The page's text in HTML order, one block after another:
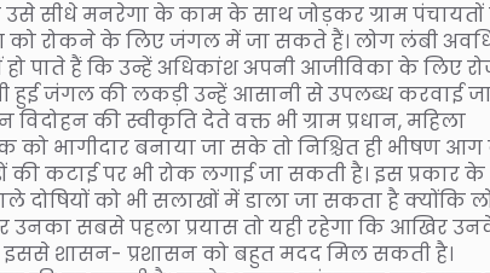
उसे सीधे मनरेगा के काम के साथ जोड़कर ग्राम पंचायतों
को रोकने के लिए जंगल में जा सकते हैं। लोग लंबी
पाते हैं कि उन्हें अधिकांश अपनी आजीविका के लिए
हुई जंगल की लकड़ी उन्हें आसानी से उपलब्ध करवाई
की स्वीकृति देते वक्त भी ग्राम प्रधान, महिला
भागीदार बनाया जा सके तो निश्चित ही भीषण आग
कटाई पर भी रोक लगाई जा सकती है। इस प्रकार के
को भी सलाखों में डाला जा सकता है क्योंकि
सबसे पहला प्रयास तो यही रहेगा कि आखिर
शासन- प्रशासन को बहुत मदद मिल सकती है।